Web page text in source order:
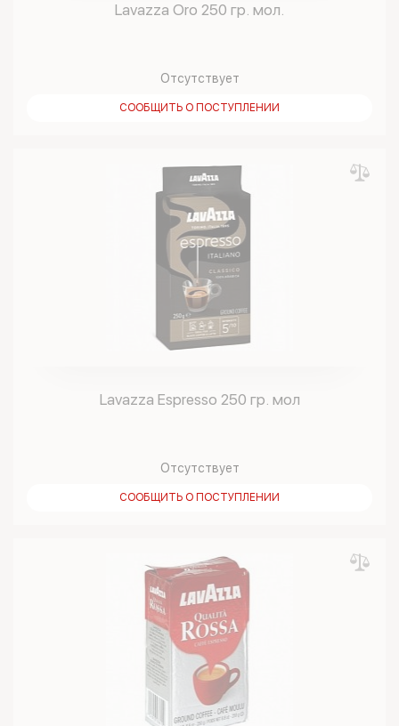
Lavazza Oro 250 гр. мол.
Отсутствует
СООБЩИТЬ О ПОСТУПЛЕНИИ
Lavazza Espresso 250 гр. мол
Отсутствует
СООБЩИТЬ О ПОСТУПЛЕНИИ